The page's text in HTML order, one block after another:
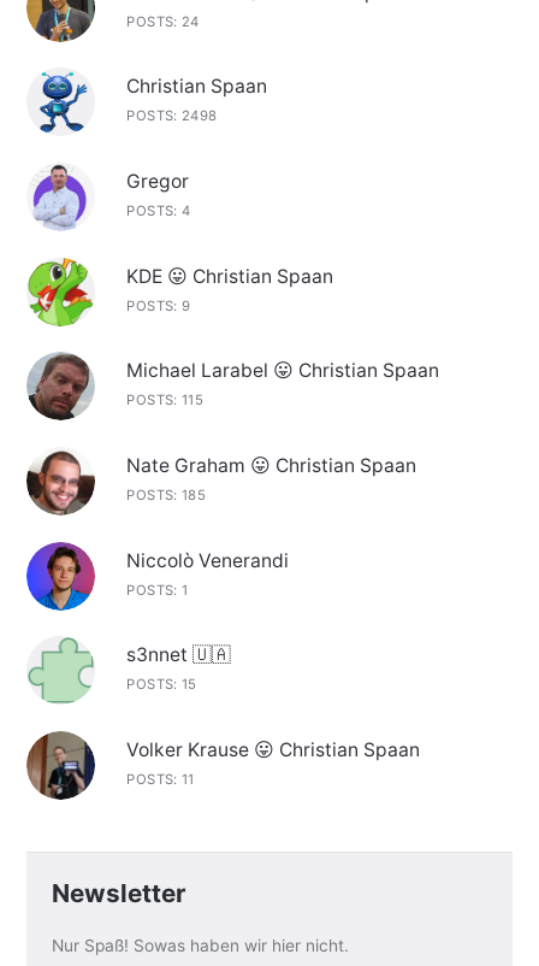
POSTS: 24
Christian Spaan
POSTS: 2498
Gregor
POSTS: 4
KDE 😛 Christian Spaan
POSTS: 9
Michael Larabel 😛 Christian Spaan
POSTS: 115
Nate Graham 😛 Christian Spaan
POSTS: 185
Niccolò Venerandi
POSTS: 1
s3nnet 🇺🇦
POSTS: 15
Volker Krause 😛 Christian Spaan
POSTS: 11
Newsletter
Nur Spaß! Sowas haben wir hier nicht.